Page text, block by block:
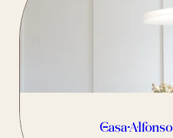
Casa Alfonso